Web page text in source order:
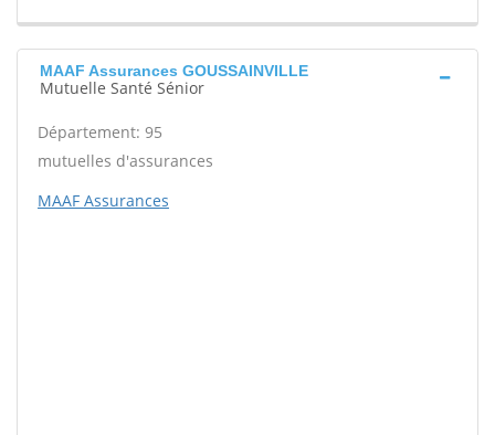
MAAF Assurances GOUSSAINVILLE
Mutuelle Santé Sénior
Département: 95
mutuelles d'assurances
MAAF Assurances